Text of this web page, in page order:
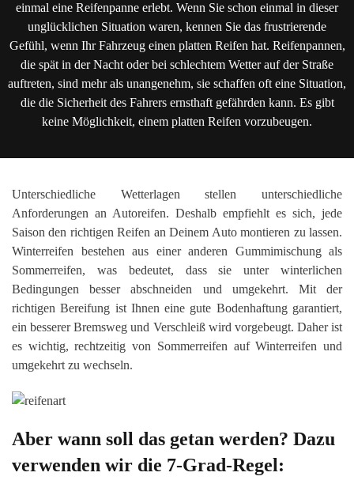
einmal eine Reifenpanne erlebt. Wenn Sie schon einmal in dieser
unglücklichen Situation waren, kennen Sie das frustrierende
Gefühl, wenn Ihr Fahrzeug einen platten Reifen hat. Reifenpannen,
die spät in der Nacht oder bei schlechtem Wetter auf der Straße
auftreten, sind mehr als unangenehm, sie schaffen oft eine Situation,
die die Sicherheit des Fahrers ernsthaft gefährden kann. Es gibt
keine Möglichkeit, einem platten Reifen vorzubeugen.
Unterschiedliche Wetterlagen stellen unterschiedliche
Anforderungen an Autoreifen. Deshalb empfiehlt es sich, jede
Saison den richtigen Reifen an Deinem Auto montieren zu lassen.
Winterreifen bestehen aus einer anderen Gummimischung als
Sommerreifen, was bedeutet, dass sie unter winterlichen
Bedingungen besser abschneiden und umgekehrt. Mit der
richtigen Bereifung ist Ihnen eine gute Bodenhaftung garantiert,
ein besserer Bremsweg und Verschleiß wird vorgebeugt. Daher ist
es wichtig, rechtzeitig von Sommerreifen auf Winterreifen und
umgekehrt zu wechseln.
Aber wann soll das getan werden? Dazu
verwenden wir die 7-Grad-Regel: